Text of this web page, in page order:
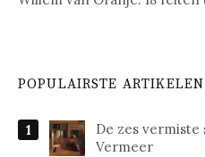
POPULAIRSTE ARTIKELEN
De zes
Vermeer